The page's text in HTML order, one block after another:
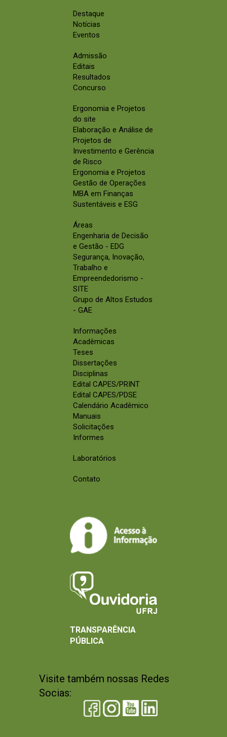
Destaque
Notícias
Eventos
Admissão
Editais
Resultados
Concurso
Ergonomia e Projetos
do site
Elaboração e Análise de
Projetos de
Investimento e Gerência
de Risco
Ergonomia e Projetos
Gestão de Operações
MBA em Finanças
Sustentáveis e ESG
Áreas
Engenharia de Decisão
e Gestão - EDG
Segurança, Inovação,
Trabalho e
Empreendedorismo -
SITE
Grupo de Altos Estudos
- GAE
Informações
Acadêmicas
Teses
Dissertações
Disciplinas
Edital CAPES/PRINT
Edital CAPES/PDSE
Calendário Acadêmico
Manuais
Solicitações
Informes
Laboratórios
Contato
Visite também nossas Redes
Socias:
TRANSPARÊNCIA
PÚBLICA